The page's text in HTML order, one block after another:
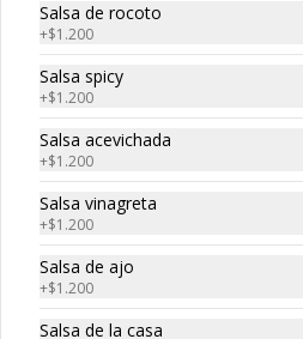
Edo roll
Camaron, salmon, queso crema
$5.530$7.900
Smoked roll
Salmon ahumado, queso cream,
cebollin
Salsa de rocoto
+$1.200
Salsa spicy
+$1.200
Salsa acevichada
+$1.200
Salsa vinagreta
+$1.200
Salsa de ajo
+$1.200
Salsa de la casa